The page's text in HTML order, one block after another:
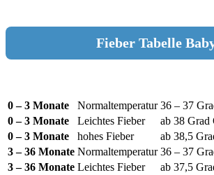
Fieber Tabelle
0 – 3 Monate Normaltemperatur 36 – 37
0 – 3 Monate
Leichtes Fieber
ab 38 Grad
0 – 3 Monate
hohes Fieber
ab 38,5
3 – 36 Monate Normaltemperatur 36 – 37
3 – 36 Monate Leichtes Fieber
ab 37,5